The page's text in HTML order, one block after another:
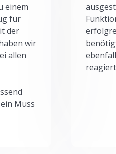
einem
für
der
wir
allen
Muss